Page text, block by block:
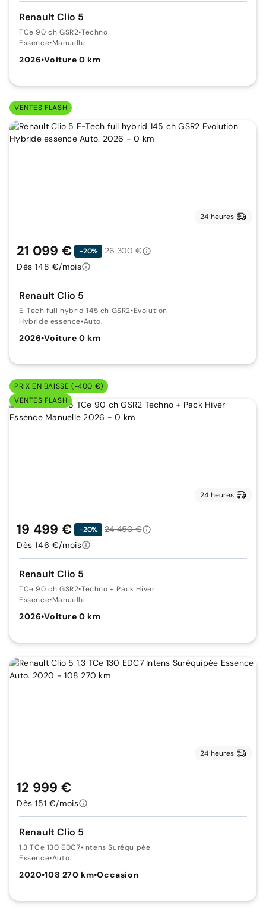
Renault Clio 5
TCe 90 ch GSR2•Techno
Essence•Manuelle
2026•Voiture 0 km
VENTES FLASH
24 heures
Renault Clio 5
E-Tech full hybrid 145 ch GSR2•Evolution
Hybride essence•Auto.
2026•Voiture 0 km
21 099 € -20%
26 300 €
Dès 148 €/mois
PRIX EN BAISSE (-400 €)
VENTES FLASH
24 heures
Renault Clio 5
TCe 90 ch GSR2•Techno + Pack Hiver
Essence•Manuelle
2026•Voiture 0 km
19 499 € -20%
24 450 €
Dès 146 €/mois
24 heures
Renault Clio 5
1.3 TCe 130 EDC7•Intens Suréquipée
Essence•Auto.
2020•108 270 km•Occasion
12 999 €
Dès 151 €/mois